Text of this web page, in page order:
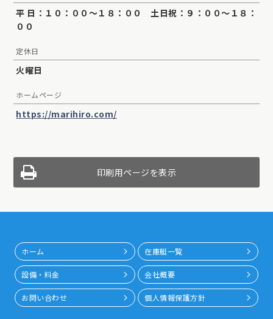
平 日：１０：００〜１８：００ 土日祝：９：００〜１８：
００
定休日
火曜日
ホームページ
https://marihiro.com/
印刷用ページを表示
ホーム 在庫艇一覧
設備・料金 会社概要
お問い合わせ 個人情報保護方針